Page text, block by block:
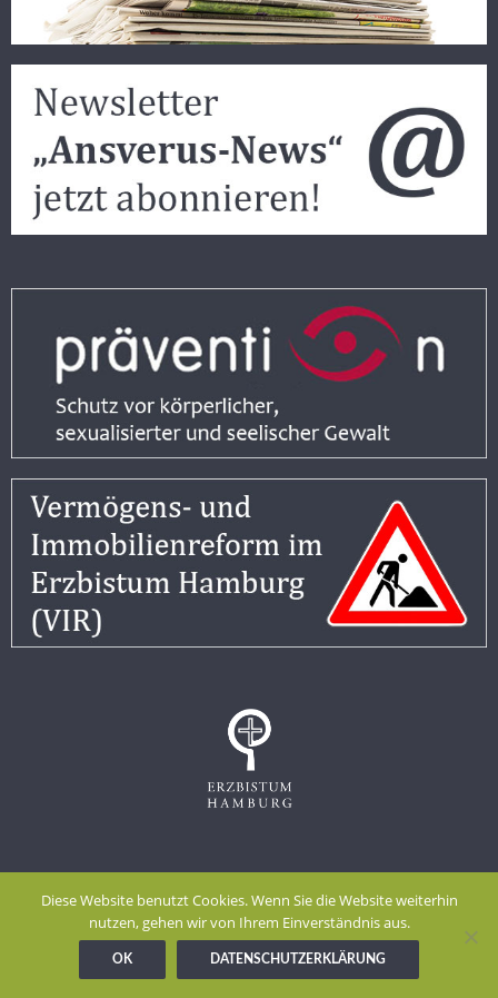
Impressum
Datenschutzerklärung
Meldestelle gem. Hinweisgeberschutzgesetz
Diese Website benutzt Cookies. Wenn Sie die Website weiterhin
nutzen, gehen wir von Ihrem Einverständnis aus.
OK DATENSCHUTZERKLÄRUNG